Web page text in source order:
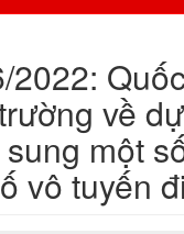
2022:
về
một
vô tuyến